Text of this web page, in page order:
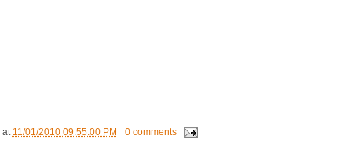
at 11/01/2010 09:55:00 PM
0 comments